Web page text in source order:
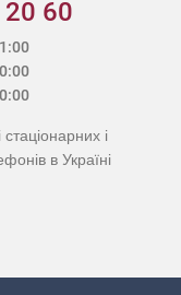
60
і
в Україні